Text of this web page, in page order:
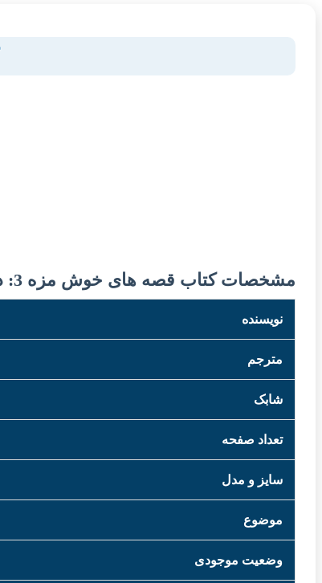
مشخصات کتاب قصه های خوش مزه 3: دایناسورهای همسایه بغلی
نویسنده
مترجم
شابک
تعداد صفحه
سایز و مدل
موضوع
وضعیت موجودی